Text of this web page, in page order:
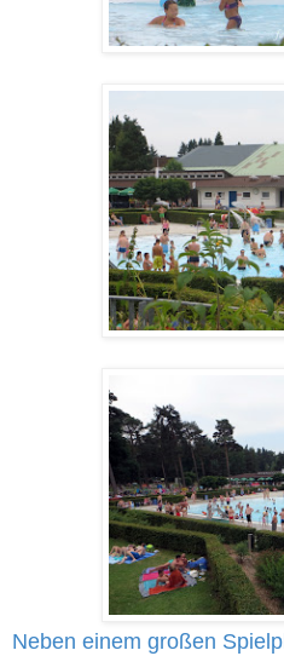
Neben einem großen